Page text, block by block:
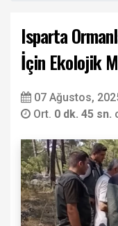
Isparta
İçin Ekolojik
07 Ağustos,
Ort. 0 dk. 45 sn.